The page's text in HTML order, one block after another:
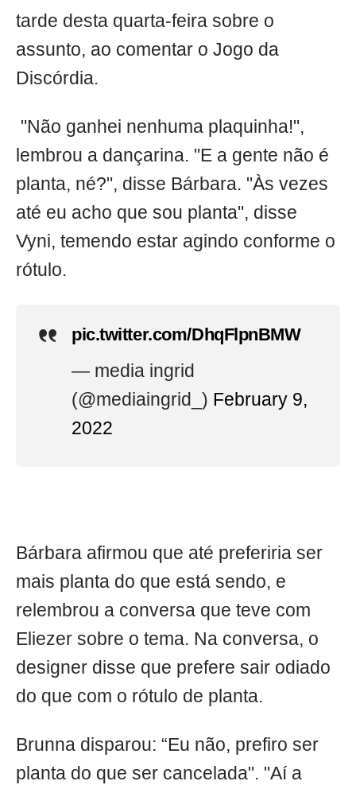
tarde desta quarta-feira sobre o
assunto, ao comentar o Jogo da
Discórdia.
"Não ganhei nenhuma plaquinha!",
lembrou a dançarina. "E a gente não é
planta, né?", disse Bárbara. "Às vezes
até eu acho que sou planta", disse
Vyni, temendo estar agindo conforme o
rótulo.
pic.twitter.com/DhqFlpnBMW
— media ingrid
(@mediaingrid_) February 9,
2022
Bárbara afirmou que até preferiria ser
mais planta do que está sendo, e
relembrou a conversa que teve com
Eliezer sobre o tema. Na conversa, o
designer disse que prefere sair odiado
do que com o rótulo de planta.
Brunna disparou: “Eu não, prefiro ser
planta do que ser cancelada". "Aí a